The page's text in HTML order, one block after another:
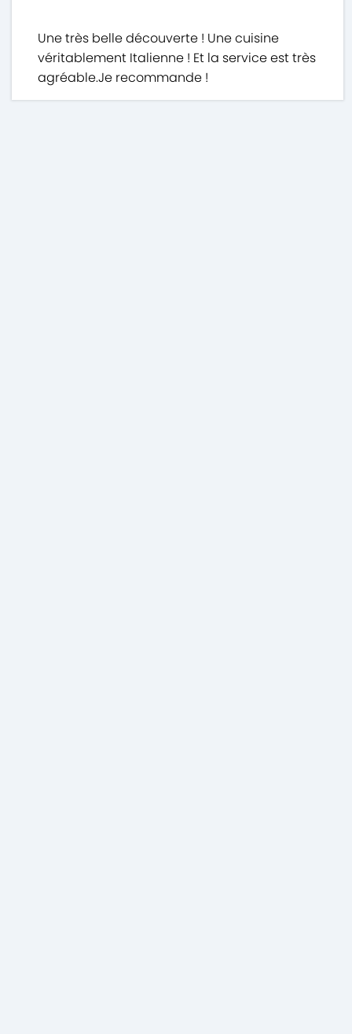
Une très belle découverte ! Une cuisine
véritablement Italienne ! Et la service est très
agréable.Je recommande !